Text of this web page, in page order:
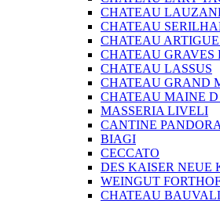
CHATEAU
CHATEAU
CHATEAU
CHATEAU GRAVES
CHATEAU LASSUS
CHATEAU GRAND
CHATEAU MAINE
MASSERIA LIVELI
CANTINE PANDORA
BIAGI
CECCATO
DES KAISER NEUE
WEINGUT
CHATEAU